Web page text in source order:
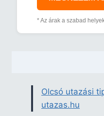
* Az árak a szabad
Olcsó utazási
utazas.hu